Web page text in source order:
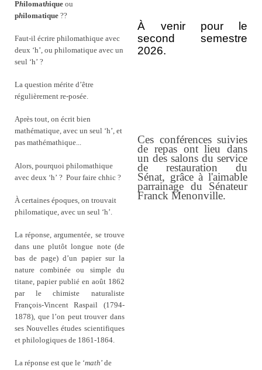
Philomathique ou
philomatique ??
Faut-il écrire philomathique avec
deux ‘h’, ou philomatique avec un
seul ‘h’ ?
La question mérite d’être
régulièrement re-posée.
Après tout, on écrit bien
mathématique, avec un seul ‘h’, et
pas mathémathique...
Alors, pourquoi philomathique
avec deux ‘h’ ? Pour faire chhic ?
À certaines époques, on trouvait
philomatique, avec un seul ‘h’.
La réponse, argumentée, se trouve
dans une plutôt longue note (de
bas de page) d’un papier sur la
nature combinée ou simple du
titane, papier publié en août 1862
par le chimiste naturaliste
François-Vincent Raspail (1794-
1878), que l’on peut trouver dans
ses Nouvelles études scientifiques
et philologiques de 1861-1864.
La réponse est que le ‘math’ de
À venir pour le
second semestre
2026.
Ces conférences suivies
de repas ont lieu dans
un des salons du service
de restauration du
Sénat, grâce à l'aimable
parrainage du Sénateur
Franck Menonville.